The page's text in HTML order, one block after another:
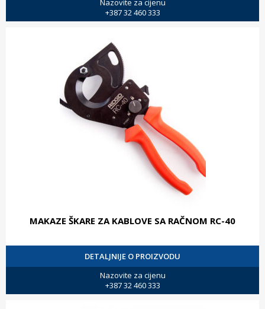
+387 32 460 333
MAKAZE ŠKARE ZA KABLOVE SA RAČNOM RC-40
DETALJNIJE O PROIZVODU
Nazovite za cijenu
+387 32 460 333